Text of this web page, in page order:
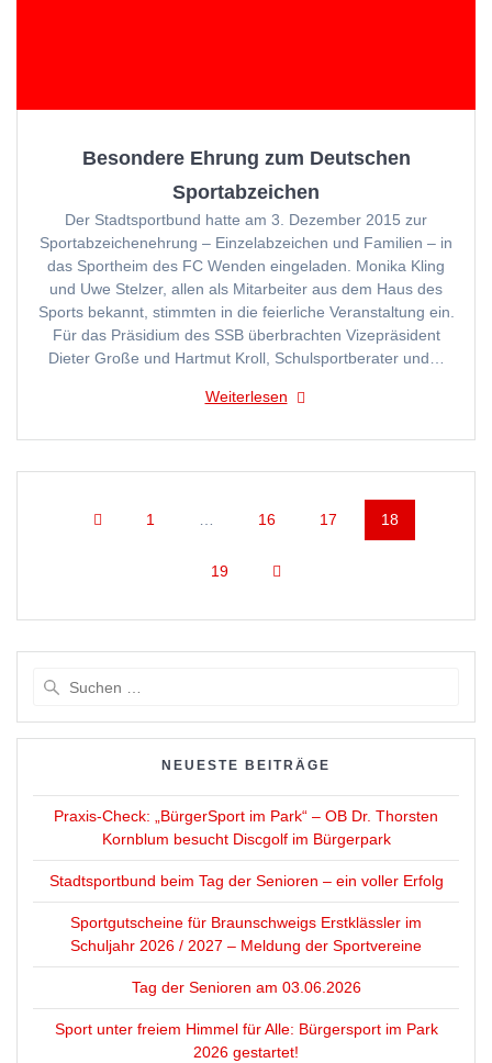
Besondere Ehrung zum Deutschen
Sportabzeichen
Der Stadtsportbund hatte am 3. Dezember 2015 zur
Sportabzeichenehrung – Einzelabzeichen und Familien – in
das Sportheim des FC Wenden eingeladen. Monika Kling
und Uwe Stelzer, allen als Mitarbeiter aus dem Haus des
Sports bekannt, stimmten in die feierliche Veranstaltung ein.
Für das Präsidium des SSB überbrachten Vizepräsident
Dieter Große und Hartmut Kroll, Schulsportberater und…
Weiterlesen
Seite
1 … Seite
16 Seite
17 Seite
18
Seite
19
NEUESTE BEITRÄGE
Praxis-Check: „BürgerSport im Park“ – OB Dr. Thorsten
Kornblum besucht Discgolf im Bürgerpark
Stadtsportbund beim Tag der Senioren – ein voller Erfolg
Sportgutscheine für Braunschweigs Erstklässler im
Schuljahr 2026 / 2027 – Meldung der Sportvereine
Tag der Senioren am 03.06.2026
Sport unter freiem Himmel für Alle: Bürgersport im Park
2026 gestartet!